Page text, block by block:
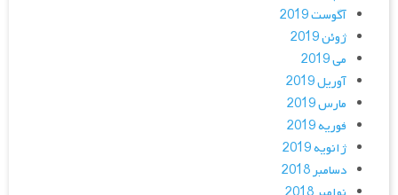
آگوست 2019
ژوئن 2019
می 2019
آوریل 2019
مارس 2019
فوریه 2019
ژانویه 2019
دسامبر 2018